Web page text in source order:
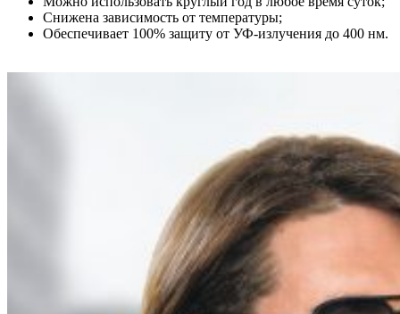
Снижена зависимость от температуры;
Обеспечивает 100% защиту от УФ-излучения до 400 нм.